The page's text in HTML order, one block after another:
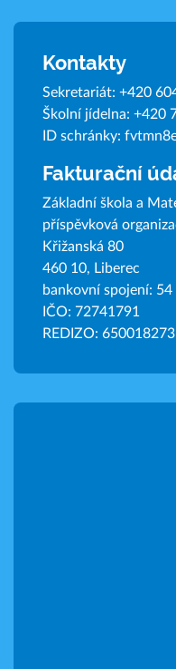
Kontakty
Sekretariát: +420
Školní jídelna: +420
ID schránky:
Fakturační
Základní škola a
příspěvková
Křižanská 80
460 10, Liberec
bankovní spojení:
IČO: 72741791
REDIZO: 650018273